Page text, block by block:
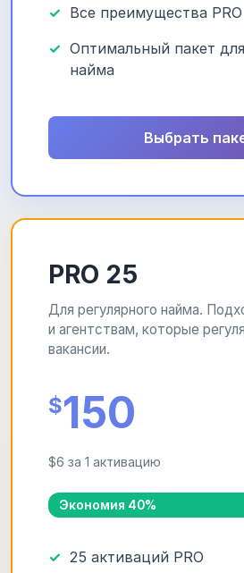
Все преимущества PRO
Оптимальный пакет
найма
Выбрать
PRO 25
Для регулярного найма.
и агентствам, которые
вакансии.
$150
$6 за 1 активацию
Экономия 40%
25 активаций PRO